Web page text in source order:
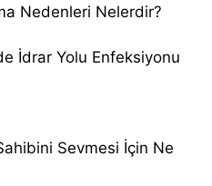
Nedenleri Nelerdir?
İdrar Yolu Enfeksiyonu
Sevmesi İçin Ne